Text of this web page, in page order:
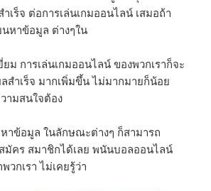
เร็จ ต่อการเล่นเกมออนไลน์ เสมอถ้า
นหาข้อมูล ต่างๆใน
ม การเล่นเกมออนไลน์ ของพวกเราก็จะ
สำเร็จ มากเพิ่มขึ้น ไม่มากมายก็น้อย
ามสนใจต้อง
าข้อมูล ในลักษณะต่างๆ ก็สามารถ
มัคร สมาชิกได้เลย พนันบอลออนไลน์
วกเรา ไม่เคยรู้ว่า